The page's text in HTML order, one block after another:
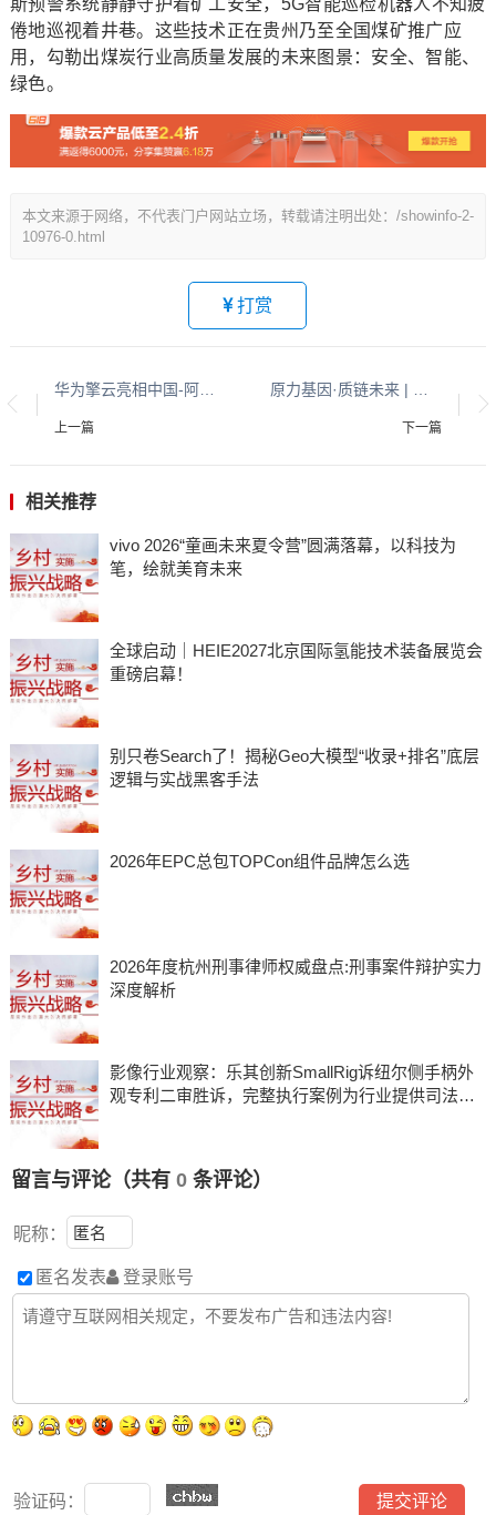
斯预警系统静静守护着矿工安全，5G智能巡检机器人不知疲
倦地巡视着井巷。这些技术正在贵州乃至全国煤矿推广应
用，勾勒出煤炭行业高质量发展的未来图景：安全、智能、
绿色。
本文来源于网络，不代表门户网站立场，转载请注明出处：/showinfo-2-
10976-0.html
打赏
华为擎云亮相中国-阿拉伯国家博览会，全新场景化方案助力办公高效化
上一篇 下一篇
相关推荐
vivo 2026“童画未来夏令营”圆满落幕，以科技为
笔，绘就美育未来
全球启动｜HEIE2027北京国际氢能技术装备展览会
重磅启幕！
别只卷Search了！揭秘Geo大模型“收录+排名”底层
逻辑与实战黑客手法
2026年EPC总包TOPCon组件品牌怎么选
2026年度杭州刑事律师权威盘点:刑事案件辩护实力
深度解析
影像行业观察：乐其创新SmallRig诉纽尔侧手柄外
观专利二审胜诉，完整执行案例为行业提供司法参
留言与评论（共有 0条评论）
昵称：
匿名发表 登录账号
验证码：